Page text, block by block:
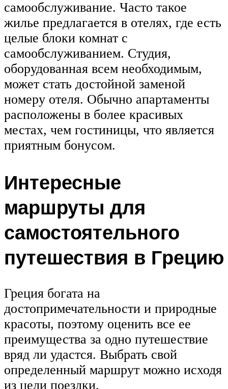
самообслуживание. Часто такое
жилье предлагается в отелях, где есть
целые блоки комнат с
самообслуживанием. Студия,
оборудованная всем необходимым,
может стать достойной заменой
номеру отеля. Обычно апартаменты
расположены в более красивых
местах, чем гостиницы, что является
приятным бонусом.
Интересные
маршруты для
самостоятельного
путешествия в Грецию
Греция богата на
достопримечательности и природные
красоты, поэтому оценить все ее
преимущества за одно путешествие
вряд ли удастся. Выбрать свой
определенный маршрут можно исходя
из цели поездки.